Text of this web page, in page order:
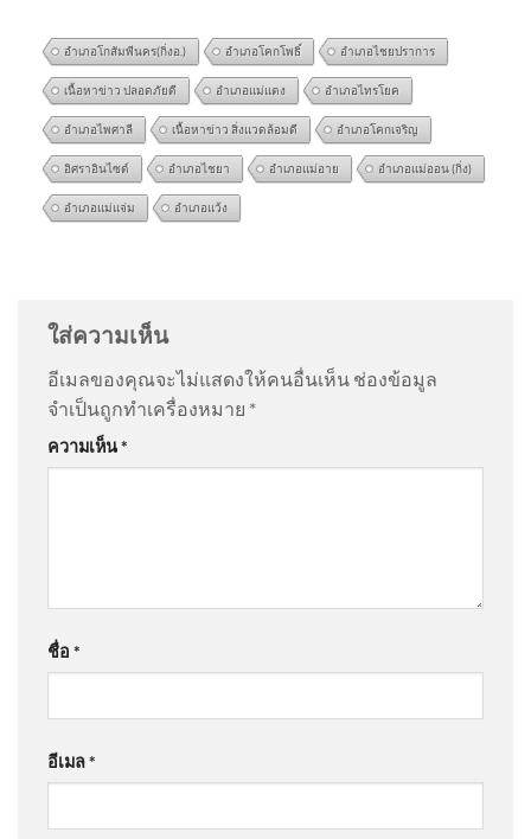
อำเภอโกสัมพีนคร(กิ่งอ.) อำเภอโคกโพธิ์ อำเภอไชยปราการ
เนื้อหาข่าว ปลอดภัยดี อำเภอแม่แตง อำเภอไทรโยค
อำเภอไพศาลี เนื้อหาข่าว สิ่งแวดล้อมดี อำเภอโคกเจริญ
อิศราอินไซด์ อำเภอไชยา อำเภอแม่อาย อำเภอแม่ออน (กิ่ง)
อำเภอแม่แจ่ม อำเภอแว้ง
@อําพันธ์-ธ6ว on วิถีคนบ้านปางกึ้ด ต.อินทขิล อ.แม่แตง
จ.เชียงใหม่ | ซีรีส์วิถีคน
ตอนนี้กำลังดูทางทีวี…”
ลาร์รูฟท็อป’ เดินหน้าเปลี่ยนผ่านพลังงาน คาดชัดเจนใน
@สมภพจันทศร
1 เดือน อัพเดทข่าว: “ห้าหมื่นทำขายกลางวัน…”
ใส่ความเห็น
อีเมลของคุณจะไม่แสดงให้คนอื่นเห็น ช่องข้อมูล
จำเป็นถูกทำเครื่องหมาย *
ความเห็น*
ชื่อ *
อีเมล*